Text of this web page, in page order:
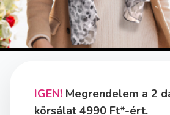
IGEN! Megrendelem a 2
körsálat 4990 Ft*-ért.